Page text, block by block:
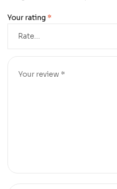
Your rating *